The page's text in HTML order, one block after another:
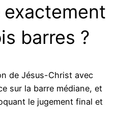
barres ?
de Jésus-Christ avec
sur la barre médiane, et
le jugement final et